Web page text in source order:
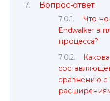
Вопрос-ответ:
Что
Endwalker в
процесса?
сравнению